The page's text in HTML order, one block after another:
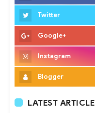
Twitter
Google+
Instagram
Blogger
LATEST ARTICLE